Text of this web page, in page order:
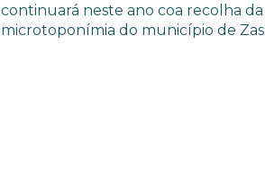
continuará neste ano coa recolha da
microtoponímia do município de Zas